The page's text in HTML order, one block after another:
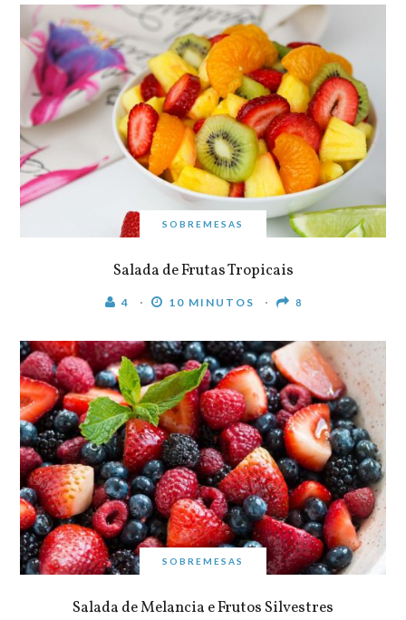
SOBREMESAS
Salada de Frutas Tropicais
4 10 MINUTOS 8
SOBREMESAS
Salada de Melancia e Frutos Silvestres